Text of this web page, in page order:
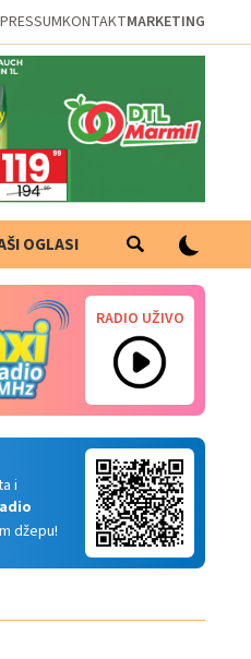
KONTAKTMARKETING
OGLASI
RADIO UŽIVO
i
džepu!